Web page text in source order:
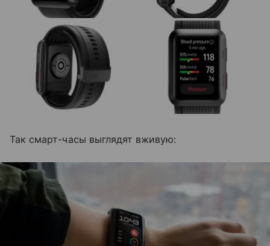
Так смарт-часы выглядят вживую: